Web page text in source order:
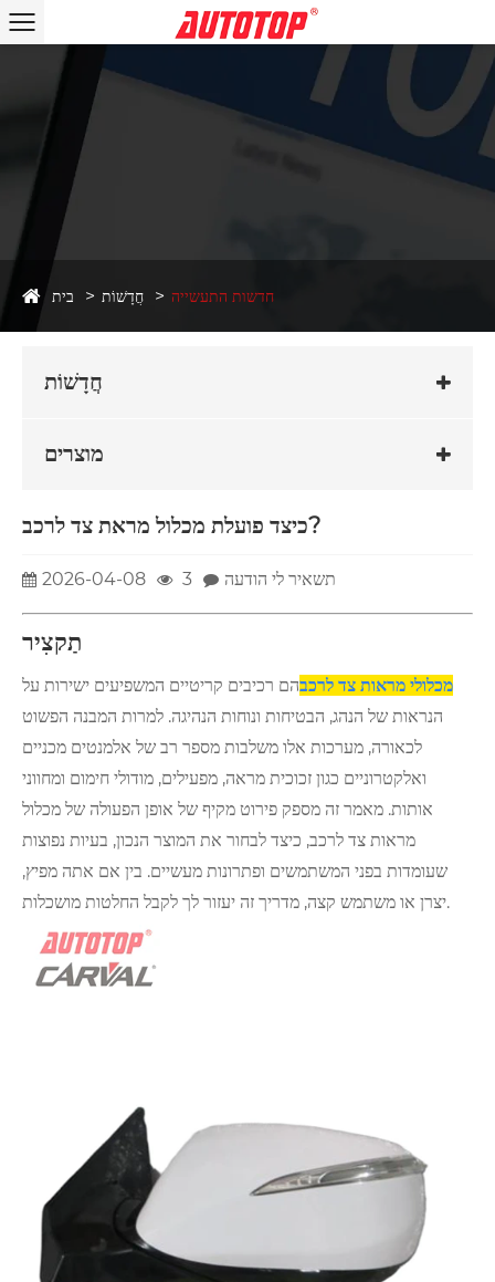
בית חֲדָשׁוֹת חדשות התעשייה
חֲדָשׁוֹת
מוצרים
כיצד פועלת מכלול מראת צד לרכב?
2026-04-08 3 תשאיר לי הודעה
תַקצִיר
מכלולי מראות צד לרכבהם רכיבים קריטיים המשפיעים ישירות על
הנראות של הנהג, הבטיחות ונוחות הנהיגה. למרות המבנה הפשוט
לכאורה, מערכות אלו משלבות מספר רב של אלמנטים מכניים
ואלקטרוניים כגון זכוכית מראה, מפעילים, מודולי חימום ומחווני
אותות. מאמר זה מספק פירוט מקיף של אופן הפעולה של מכלול
מראות צד לרכב, כיצד לבחור את המוצר הנכון, בעיות נפוצות
שעומדות בפני המשתמשים ופתרונות מעשיים. בין אם אתה מפיץ,
יצרן או משתמש קצה, מדריך זה יעזור לך לקבל החלטות מושכלות.